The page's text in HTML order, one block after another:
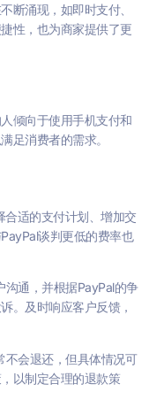
断涌现，如即时支付、
性，也为商家提供了更
倾向于使用手机支付和
足消费者的需求。
合适的支付计划、增加交
谈判更低的费率也
沟通，并根据PayPal的争
。及时响应客户反馈，
不会退还，但具体情况可
以制定合理的退款策